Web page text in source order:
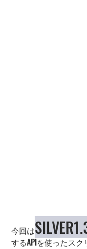
今回は
するAPIを使ったスク